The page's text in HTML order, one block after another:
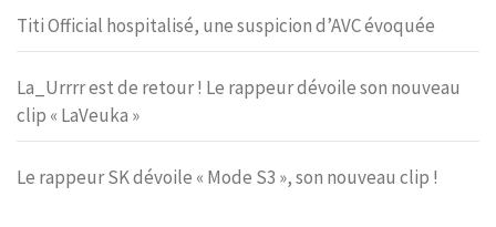
Titi Official hospitalisé, une suspicion d’AVC évoquée
La_Urrrr est de retour ! Le rappeur dévoile son nouveau
clip « LaVeuka »
Le rappeur SK dévoile « Mode S3 », son nouveau clip !